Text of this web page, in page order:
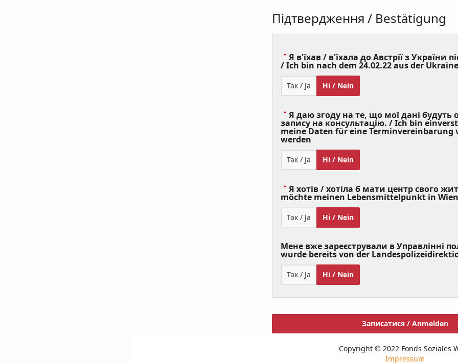
Підтвердження / Bestätigung
Я в'їхав / в'їхала до Австрії з України
/ Ich bin nach dem 24.02.22 aus der
Так / Ja Ні / Nein
Я даю згоду на те, що мої дані будуть
запису на консультацію. / Ich bin
meine Daten für eine Terminvereinbarung
werden
Required)
Так / Ja Ні / Nein
Я хотів / хотіла б мати центр свого
möchte meinen Lebensmittelpunkt in
Так / Ja Ні / Nein
Мене вже зареєстрували в Управлінні
wurde bereits von der
Так / Ja Ні / Nein
Записатися / Anmelden
Copyright © 2022 Fonds Soziales
Impressum